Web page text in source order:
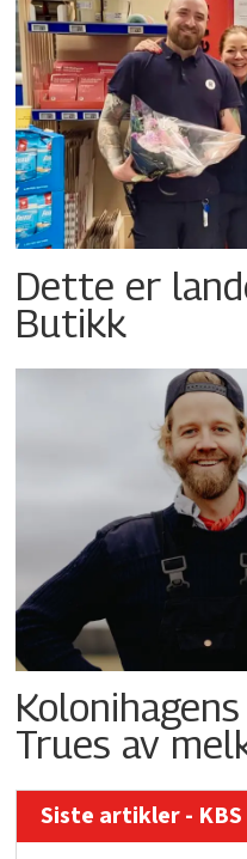
Dette er
Butikk
Trues av
Siste artikler - KBS